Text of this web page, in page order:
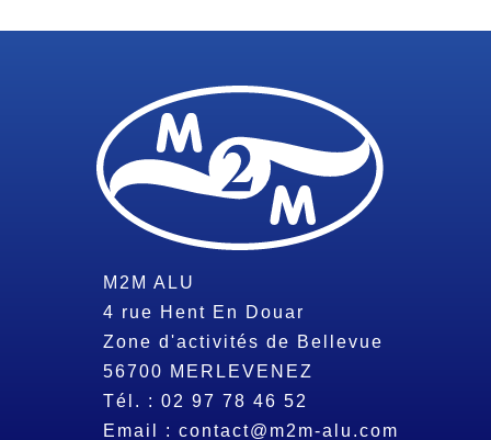
M2M ALU
4 rue Hent En Douar
Zone d'activités de Bellevue
56700 MERLEVENEZ
Tél. :02 97 78 46 52
Email :contact@m2m-alu.com